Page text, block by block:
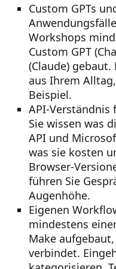
Custom GPTs
Workshops
Custom GPT
(Claude)
aus Ihrem
Beispiel.
API-Verständnis
Sie wissen was
API und
was sie kosten
Browser-
führen Sie
Augenhöhe.
Eigenen
mindestens
Make
verbindet.